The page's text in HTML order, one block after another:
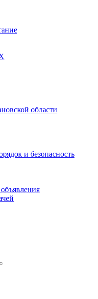
области
и безопасность